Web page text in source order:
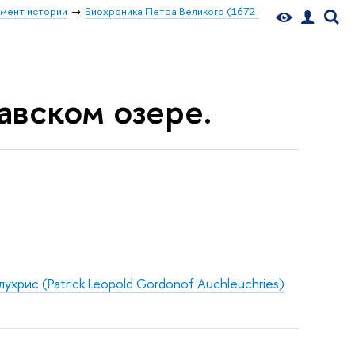
истории
Биохроника Петра Великого (1672-
озере.
(Patrick Leopold Gordonof Auchleuchries)